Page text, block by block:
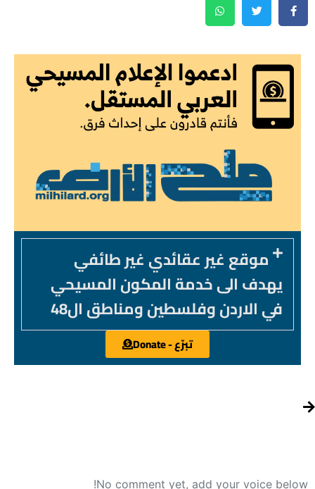
موقع غير عقائدي غير طائفي
يهدف الى خدمة المكون المسيحي
في الاردن وفلسطين ومناطق ال48
تبرّع - Donate
No comment yet, add your voice below!